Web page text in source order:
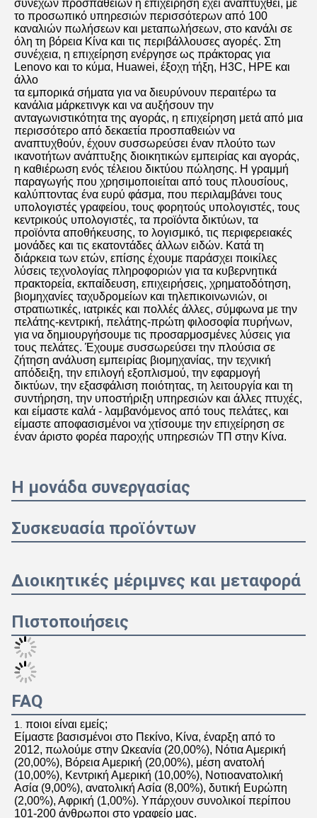
Σχεδιάγραμμα επιχείρησης
Co. τεχνολογίας του Πεκίνου
Guangtian Runze, ΕΠΕ.